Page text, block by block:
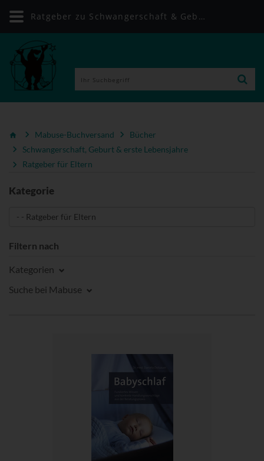
Mabuse-Buchversand
Bücher
Schwangerschaft, Geburt & erste Lebensjahre
Ratgeber für Eltern
Kategorie
Filtern nach
Kategorien
Suche bei Mabuse
Ratgeber zu Schwangerschaft & Geburt für (werdende) Eltern | Mabuse-Buchversand